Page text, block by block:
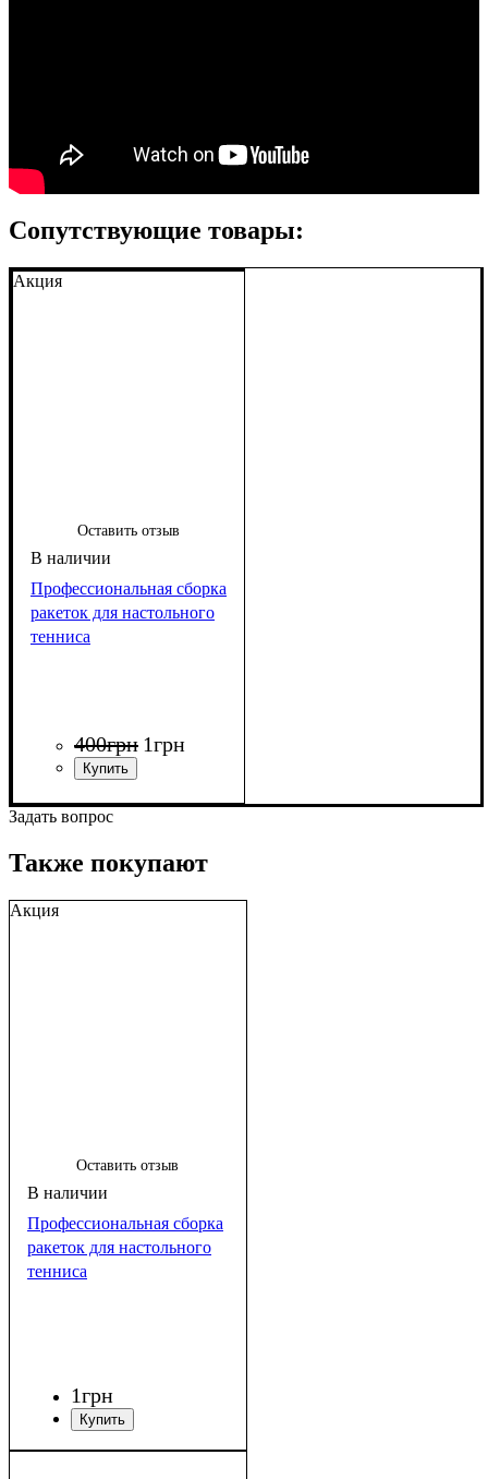
Сопутствующие товары:
Акция
Оставить отзыв
Профессиональная сборка
ракеток для настольного
тенниса
400грн 1грн
Задать вопрос
Также покупают
Акция
Оставить отзыв
Профессиональная сборка
ракеток для настольного
тенниса
1грн